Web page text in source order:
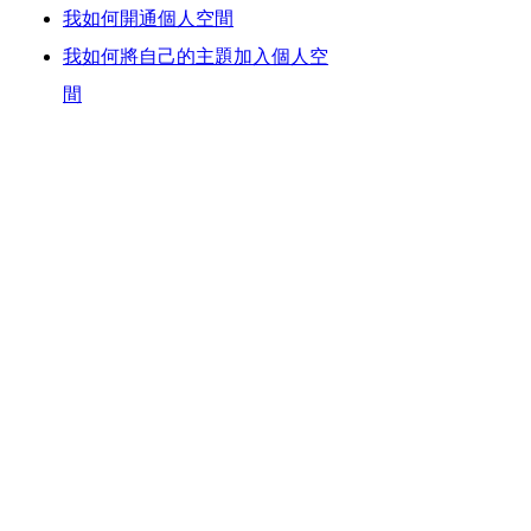
我如何開通個人空間
我如何將自己的主題加入個人空
間